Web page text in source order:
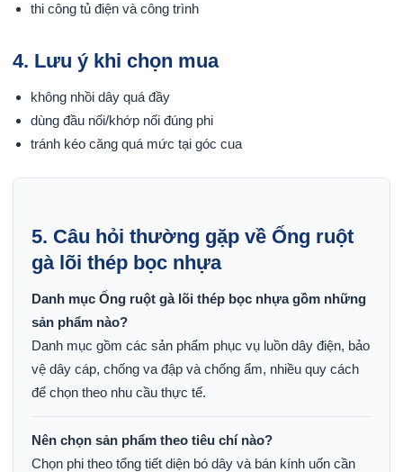
thi công tủ điện và công trình
4. Lưu ý khi chọn mua
không nhồi dây quá đầy
dùng đầu nối/khớp nối đúng phi
tránh kéo căng quá mức tại góc cua
5. Câu hỏi thường gặp về Ống ruột
gà lõi thép bọc nhựa
Danh mục Ống ruột gà lõi thép bọc nhựa gồm những
sản phẩm nào?
Danh mục gồm các sản phẩm phục vụ luồn dây điện, bảo
vệ dây cáp, chống va đập và chống ẩm, nhiều quy cách
để chọn theo nhu cầu thực tế.
Nên chọn sản phẩm theo tiêu chí nào?
Chọn phi theo tổng tiết diện bó dây và bán kính uốn cần